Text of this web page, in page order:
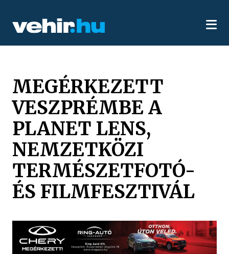
MEGÉRKEZETT
VESZPRÉMBE A
PLANET LENS,
NEMZETKÖZI
TERMÉSZETFOTÓ-
ÉS FILMFESZTIVÁL